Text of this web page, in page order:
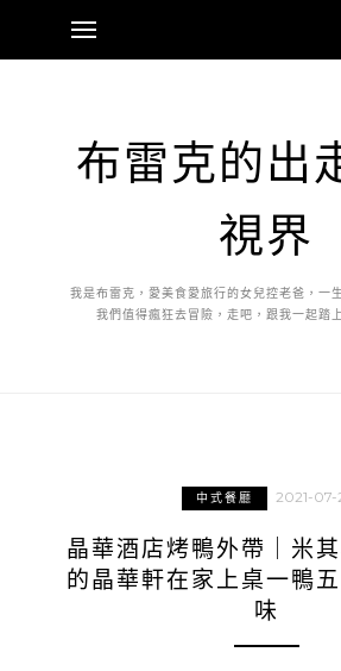
布雷克的出
視界
我是布雷克，愛美食愛旅行的女兒控老爸，一
我們值得瘋狂去冒險，走吧，跟我一起踏
中式餐廳 2021-07-
晶華酒店烤鴨外帶｜米
的晶華軒在家上桌一鴨
味